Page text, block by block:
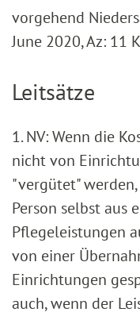
vorgehend
June 2020, Az: 11
Leitsätze
1. NV: Wenn die
nicht von
"vergütet"
Person selbst aus
Pflegeleistungen
von einer
Einrichtungen
auch, wenn der